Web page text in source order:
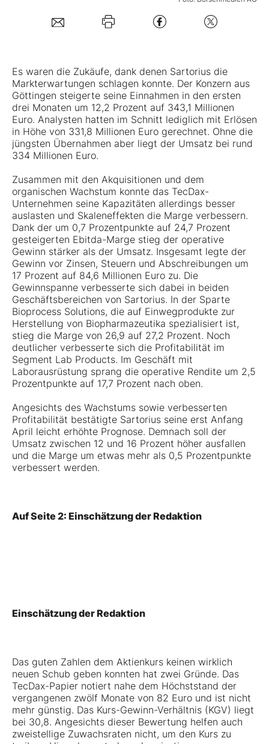
Es waren die Zukäufe, dank denen Sartorius die
Markterwartungen schlagen konnte. Der Konzern aus
Göttingen steigerte seine Einnahmen in den ersten
drei Monaten um 12,2 Prozent auf 343,1 Millionen
Euro. Analysten hatten im Schnitt lediglich mit Erlösen
in Höhe von 331,8 Millionen Euro gerechnet. Ohne die
jüngsten Übernahmen aber liegt der Umsatz bei rund
334 Millionen Euro.
Zusammen mit den Akquisitionen und dem
organischen Wachstum konnte das TecDax-
Unternehmen seine Kapazitäten allerdings besser
auslasten und Skaleneffekten die Marge verbessern.
Dank der um 0,7 Prozentpunkte auf 24,7 Prozent
gesteigerten Ebitda-Marge stieg der operative
Gewinn stärker als der Umsatz. Insgesamt legte der
Gewinn vor Zinsen, Steuern und Abschreibungen um
17 Prozent auf 84,6 Millionen Euro zu. Die
Gewinnspanne verbesserte sich dabei in beiden
Geschäftsbereichen von Sartorius. In der Sparte
Bioprocess Solutions, die auf Einwegprodukte zur
Herstellung von Biopharmazeutika spezialisiert ist,
stieg die Marge von 26,9 auf 27,2 Prozent. Noch
deutlicher verbesserte sich die Profitabilität im
Segment Lab Products. Im Geschäft mit
Laborausrüstung sprang die operative Rendite um 2,5
Prozentpunkte auf 17,7 Prozent nach oben.
Angesichts des Wachstums sowie verbesserten
Profitabilität bestätigte Sartorius seine erst Anfang
April leicht erhöhte Prognose. Demnach soll der
Umsatz zwischen 12 und 16 Prozent höher ausfallen
und die Marge um etwas mehr als 0,5 Prozentpunkte
verbessert werden.
Auf Seite 2: Einschätzung der Redaktion
Einschätzung der Redaktion
Das guten Zahlen dem Aktienkurs keinen wirklich
neuen Schub geben konnten hat zwei Gründe. Das
TecDax-Papier notiert nahe dem Höchststand der
vergangenen zwölf Monate von 82 Euro und ist nicht
mehr günstig. Das Kurs-Gewinn-Verhältnis (KGV) liegt
bei 30,8. Angesichts dieser Bewertung helfen auch
zweistellige Zuwachsraten nicht, um den Kurs zu